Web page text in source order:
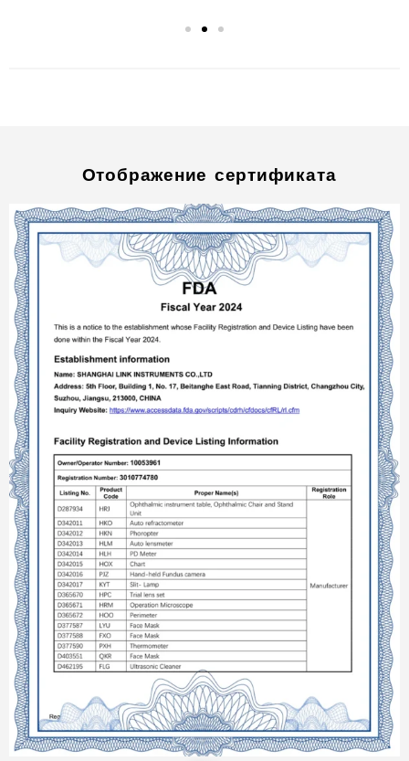
Отображение сертификата